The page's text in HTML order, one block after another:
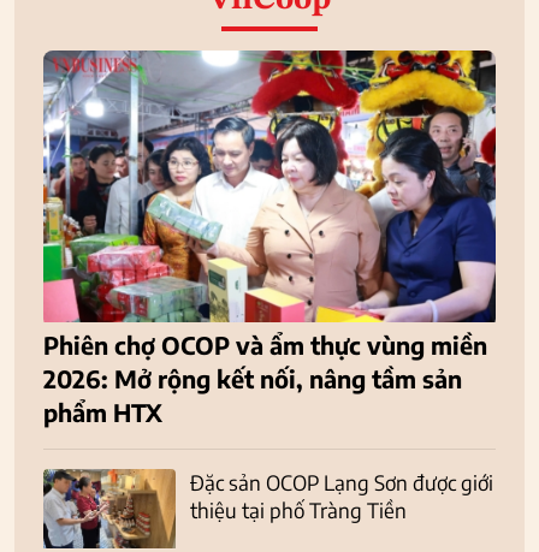
Phiên chợ OCOP và ẩm thực vùng miền
2026: Mở rộng kết nối, nâng tầm sản
phẩm HTX
Đặc sản OCOP Lạng Sơn được giới
thiệu tại phố Tràng Tiền